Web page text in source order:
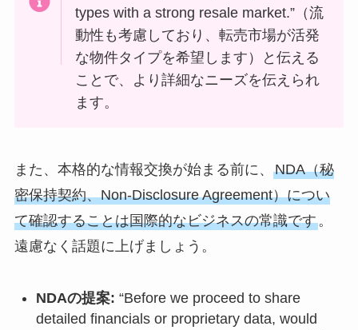
types with a strong resale market.”（流
動性も考慮しており、転売市場が活発
な物件タイプを希望します）と伝える
ことで、より詳細なニーズを伝えられ
ます。
また、本格的な情報交換が始まる前に、 NDA（秘
密保持契約、Non-Disclosure Agreement）につい
て確認することは国際的なビジネスの常識です。
遠慮なく話題に上げましょう。
NDAの提案: “Before we proceed to share
detailed financials or proprietary data, would